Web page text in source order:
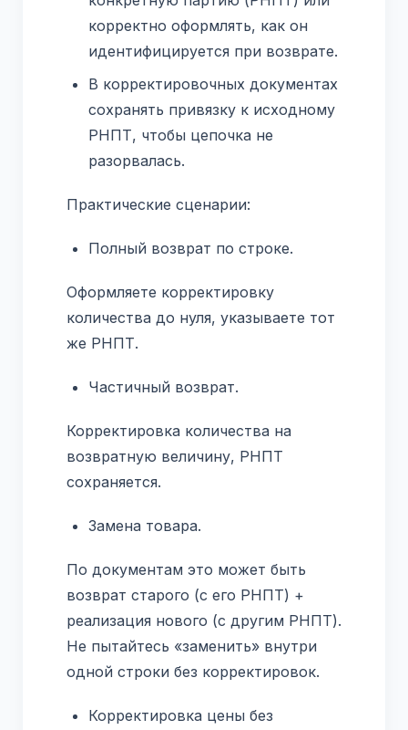
корректно оформлять, как он
идентифицируется при возврате.
В корректировочных документах
сохранять привязку к исходному
РНПТ, чтобы цепочка не
разорвалась.
Практические сценарии:
Полный возврат по строке.
Оформляете корректировку
количества до нуля, указываете тот
же РНПТ.
Частичный возврат.
Корректировка количества на
возвратную величину, РНПТ
сохраняется.
Замена товара.
По документам это может быть
возврат старого (с его РНПТ) +
реализация нового (с другим РНПТ).
Не пытайтесь «заменить» внутри
одной строки без корректировок.
Корректировка цены без